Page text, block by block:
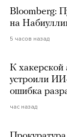
Bloomberg:
на
5 часов назад
К хакерской
устроили
ошибка
час назад